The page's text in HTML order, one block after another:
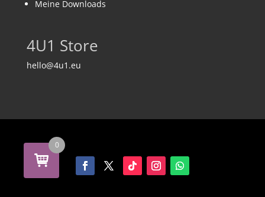
Meine Downloads
4U1 Store
hello@4u1.eu
0